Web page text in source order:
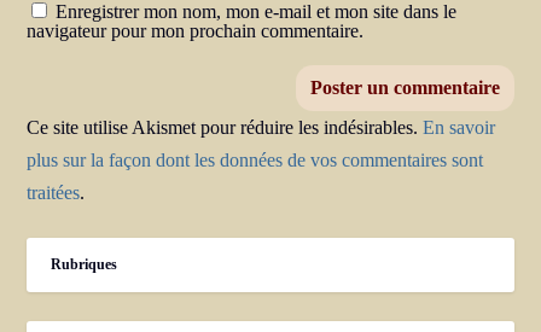
Enregistrer mon nom, mon e-mail et mon site dans le
navigateur pour mon prochain commentaire.
Ce site utilise Akismet pour réduire les indésirables.En savoir
plus sur la façon dont les données de vos commentaires sont
traitées.
Rubriques